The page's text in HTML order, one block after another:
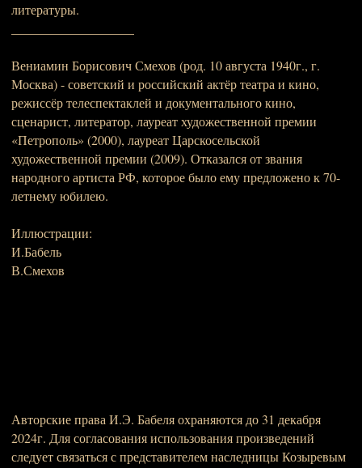
литературы.
Вениамин Борисович Смехов (род. 10 августа 1940г., г.
Москва) - советский и российский актёр театра и кино,
режиссёр телеспектаклей и документального кино,
сценарист, литератор, лауреат художественной премии
«Петрополь» (2000), лауреат Царскосельской
художественной премии (2009). Отказался от звания
народного артиста РФ, которое было ему предложено к 70-
летнему юбилею.
Иллюстрации:
И.Бабель
В.Смехов
Авторские права И.Э. Бабеля охраняются до 31 декабря
2024г. Для согласования использования произведений
следует связаться с представителем наследницы Козыревым